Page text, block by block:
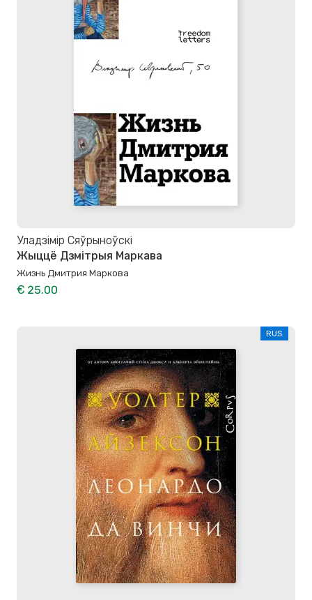
Уладзімір Сяўрыноўскі
Жыццё Дзмітрыя Маркава
Жизнь Дмитрия Маркова
€ 25.00
RUS